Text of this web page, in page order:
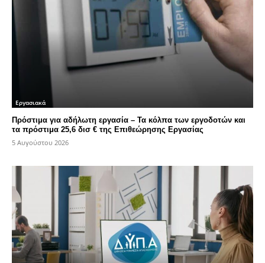
Εργασιακά
Πρόστιμα για αδήλωτη εργασία – Τα κόλπα των εργοδοτών και
τα πρόστιμα 25,6 δισ € της Επιθεώρησης Εργασίας
5 Αυγούστου 2026